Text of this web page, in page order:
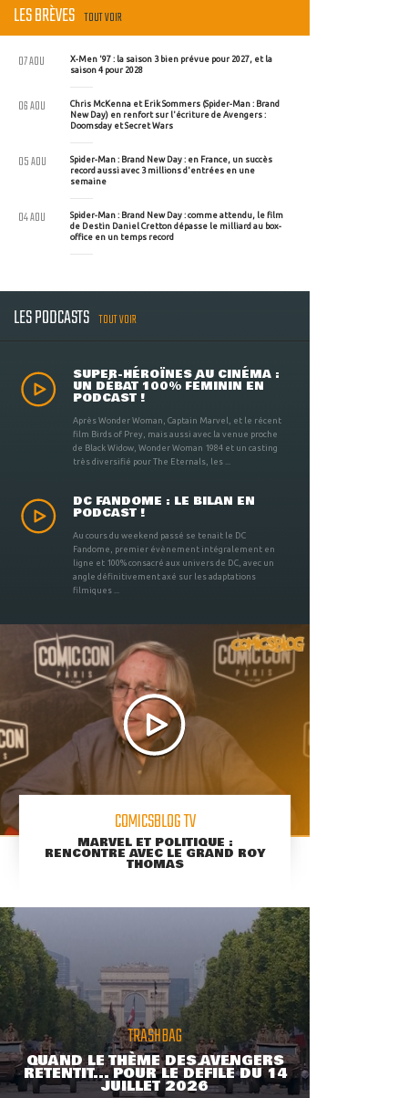
LES BRÈVES TOUT VOIR
X-Men '97 : la saison 3 bien prévue pour 2027, et la
saison 4 pour 2028
07 AOU
Chris McKenna et Erik Sommers (Spider-Man : Brand
New Day) en renfort sur l'écriture de Avengers :
Doomsday et Secret Wars
06 AOU
Spider-Man : Brand New Day : en France, un succès
record aussi avec 3 millions d'entrées en une
semaine
05 AOU
Spider-Man : Brand New Day : comme attendu, le film
de Destin Daniel Cretton dépasse le milliard au box-
office en un temps record
04 AOU
LES PODCASTS TOUT VOIR
SUPER-HÉROÏNES AU CINÉMA :
UN DÉBAT 100% FÉMININ EN
PODCAST !
Après Wonder Woman, Captain Marvel, et le récent
film Birds of Prey, mais aussi avec la venue proche
de Black Widow, Wonder Woman 1984 et un casting
très diversifié pour The Eternals, les ...
DC FANDOME : LE BILAN EN
PODCAST !
Au cours du weekend passé se tenait le DC
Fandome, premier évènement intégralement en
ligne et 100% consacré aux univers de DC, avec un
angle définitivement axé sur les adaptations
filmiques ...
COMICSBLOG TV
MARVEL ET POLITIQUE :
RENCONTRE AVEC LE GRAND ROY
THOMAS
TRASHBAG
QUAND LE THÈME DES AVENGERS
RETENTIT... POUR LE DÉFILÉ DU 14
JUILLET 2026